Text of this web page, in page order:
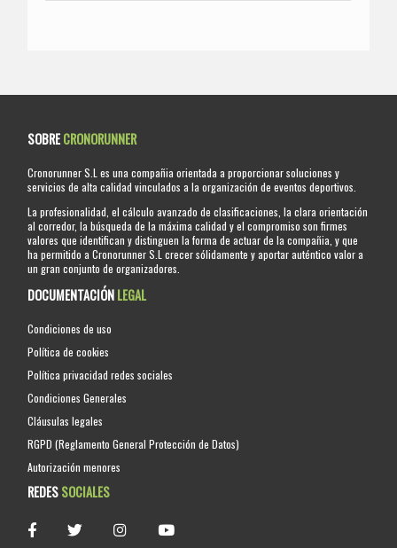
SOBRECRONORUNNER
Cronorunner S.L es una compañia orientada a proporcionar soluciones y
servicios de alta calidad vinculados a la organización de eventos deportivos.
La profesionalidad, el cálculo avanzado de clasificaciones, la clara orientación
al corredor, la búsqueda de la máxima calidad y el compromiso son firmes
valores que identifican y distinguen la forma de actuar de la compañia, y que
ha permitido a Cronorunner S.L crecer sólidamente y aportar auténtico valor a
un gran conjunto de organizadores.
DOCUMENTACIÓNLEGAL
Condiciones de uso
Política de cookies
Política privacidad redes sociales
Condiciones Generales
Cláusulas legales
RGPD (Reglamento General Protección de Datos)
Autorización menores
REDESSOCIALES